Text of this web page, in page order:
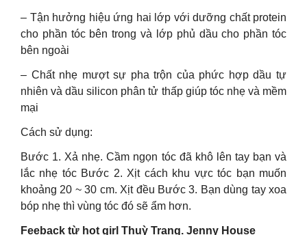
– Tận hưởng hiệu ứng hai lớp với dưỡng chất protein
cho phần tóc bên trong và lớp phủ dầu cho phần tóc
bên ngoài
– Chất nhẹ mượt sự pha trộn của phức hợp dầu tự
nhiên và dầu silicon phân tử thấp giúp tóc nhẹ và mềm
mại
Cách sử dụng:
Bước 1. Xả nhẹ. Cầm ngọn tóc đã khô lên tay bạn và
lắc nhẹ tóc Bước 2. Xịt cách khu vực tóc bạn muốn
khoảng 20 ~ 30 cm. Xịt đều Bước 3. Bạn dùng tay xoa
bóp nhẹ thì vùng tóc đó sẽ ẩm hơn.
Feeback từ hot girl Thuỳ Trang. Jenny House